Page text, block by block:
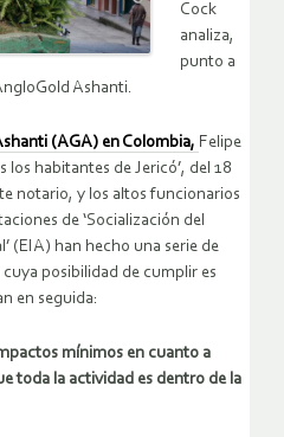
Cock
analiza,
punto a
Ashanti.
(AGA) en Colombia, Felipe
los habitantes de Jericó’, del 18
notario, y los altos funcionarios
de ‘Socialización del
(EIA) han hecho una serie de
posibilidad de cumplir es
en seguida:
mínimos en cuanto a
toda la actividad es dentro de la